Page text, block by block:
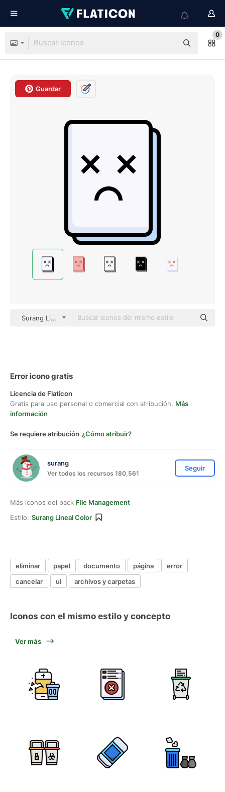
0
Guardar
Surang Lineal Color
Error icono gratis
Licencia de Flaticon
Gratis para uso personal o comercial con atribución. Más
información
Se requiere atribución ¿Cómo atribuir?
surang
Ver todos los recursos 180,561
Seguir
Más iconos del pack File Management
Estilo: Surang Lineal Color
eliminar papel documento página
error
cancelar
ui archivos y carpetas
Iconos con el mismo estilo y concepto
Ver más